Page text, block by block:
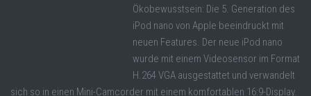
Ökobewusstsein: Die 5. Generation des
iPod nano von Apple beeindruckt mit
neuen Features. Der neue iPod nano
wurde mit einem Videosensor im Format
H.264 VGA ausgestattet und verwandelt
sich so in einen Mini-Camcorder mit einem komfortablen 16:9-Display.